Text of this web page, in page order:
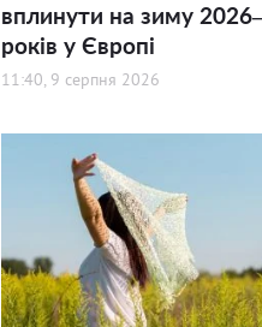
вплинути на зиму
років у Європі
11:40, 9 серпня 2026